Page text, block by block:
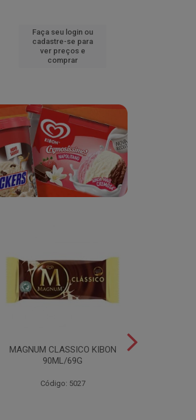
Faça seu login ou
cadastre-se para
ver preços e
comprar
MAGNUM CLASSICO KIBON
90ML/69G
Código: 5027